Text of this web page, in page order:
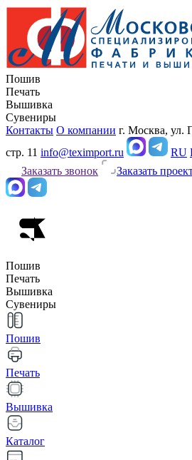
Пошив
Печать
Вышивка
Сувениры
Контакты О компании г. Москва, ул.
стр. 11 info@teximport.ru RU
Заказать звонок
Заказать
Пошив
Печать
Вышивка
Сувениры
Пошив
Печать
Вышивка
Каталог